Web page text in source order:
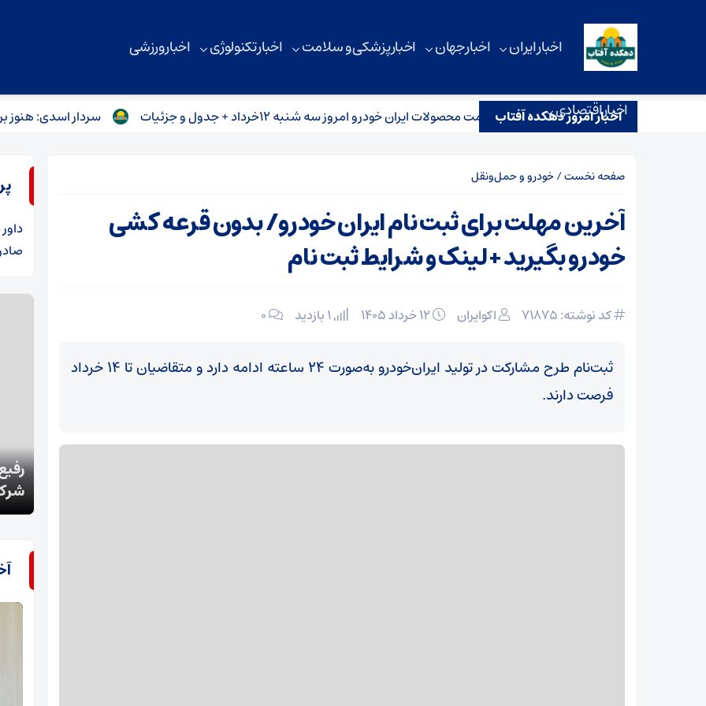
اخبار ایران اخبار جهان اخبار پزشکی و سلامت اخبار تکنولوژی اخبار ورزشی
اخبار اقتصادی
اخبار امروز دهکده آفتابو شرایط ثبت نام آخرین قیمت محصولات ایران خودرو امروز سه شنبه 12خرداد + جدول و جزئیات سردار اسدی: هنوز برگ‌های
صفحه نخست/خودرو و حمل‌و‌نقل
آخرین مهلت برای ثبت نام ایران خودرو/ بدون قرعه کشی
خودرو بگیرید + لینک و شرایط ثبت نام
کد نوشته: 71875 اکوایران ۰
ثبت‌نام طرح مشارکت در تولید ایران‌خودرو به‌صورت ۲۴ ساعته ادامه دارد و متقاضیان تا ۱۴ خرداد
فرصت دارند.
داور
فردا